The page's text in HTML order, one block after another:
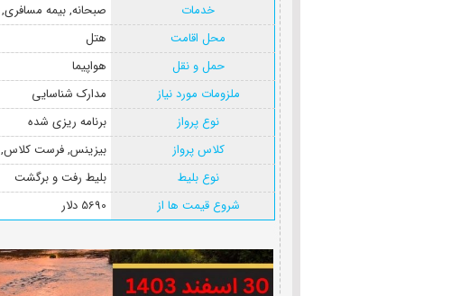
خدمات
صبحانه, بیمه مسافری,
محل اقامت
هتل
حمل و نقل
هواپیما
ملزومات مورد نیاز
مدارک شناسایی
نوع پرواز
برنامه ریزی شده
کلاس پرواز
بیزینس, فرست کلاس,
نوع بلیط
بلیط رفت و برگشت
شروع قیمت ها از
5690 دلار